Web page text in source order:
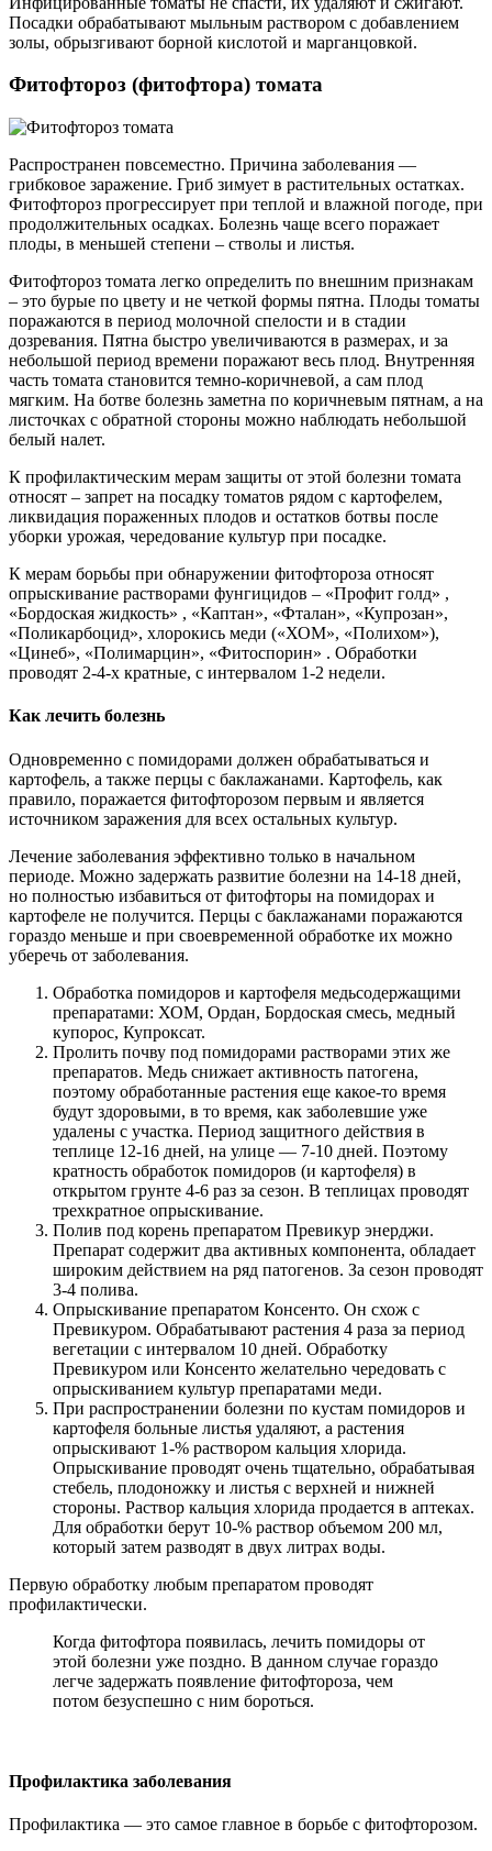
Посадки обрабатывают мыльным раствором с добавлением
золы, обрызгивают борной кислотой и марганцовкой.
Фитофтороз (фитофтора) томата
Распространен повсеместно. Причина заболевания —
грибковое заражение. Гриб зимует в растительных остатках.
Фитофтороз прогрессирует при теплой и влажной погоде, при
продолжительных осадках. Болезнь чаще всего поражает
плоды, в меньшей степени – стволы и листья.
Фитофтороз томата легко определить по внешним признакам
– это бурые по цвету и не четкой формы пятна. Плоды томаты
поражаются в период молочной спелости и в стадии
дозревания. Пятна быстро увеличиваются в размерах, и за
небольшой период времени поражают весь плод. Внутренняя
часть томата становится темно-коричневой, а сам плод
мягким. На ботве болезнь заметна по коричневым пятнам, а на
листочках с обратной стороны можно наблюдать небольшой
белый налет.
К профилактическим мерам защиты от этой болезни томата
относят – запрет на посадку томатов рядом с картофелем,
ликвидация пораженных плодов и остатков ботвы после
уборки урожая, чередование культур при посадке.
К мерам борьбы при обнаружении фитофтороза относят
опрыскивание растворами фунгицидов – «Профит голд» ,
«Бордоская жидкость» , «Каптан», «Фталан», «Купрозан»,
«Поликарбоцид», хлорокись меди («ХОМ», «Полихом»),
«Цинеб», «Полимарцин», «Фитоспорин» . Обработки
проводят 2-4-х кратные, с интервалом 1-2 недели.
Как лечить болезнь
Одновременно с помидорами должен обрабатываться и
картофель, а также перцы с баклажанами. Картофель, как
правило, поражается фитофторозом первым и является
источником заражения для всех остальных культур.
Лечение заболевания эффективно только в начальном
периоде. Можно задержать развитие болезни на 14-18 дней,
но полностью избавиться от фитофторы на помидорах и
картофеле не получится. Перцы с баклажанами поражаются
гораздо меньше и при своевременной обработке их можно
уберечь от заболевания.
Обработка помидоров и картофеля медьсодержащими
препаратами: ХОМ, Ордан, Бордоская смесь, медный
купорос, Купроксат.
Пролить почву под помидорами растворами этих же
препаратов. Медь снижает активность патогена,
поэтому обработанные растения еще какое-то время
будут здоровыми, в то время, как заболевшие уже
удалены с участка. Период защитного действия в
теплице 12-16 дней, на улице — 7-10 дней. Поэтому
кратность обработок помидоров (и картофеля) в
открытом грунте 4-6 раз за сезон. В теплицах проводят
трехкратное опрыскивание.
Полив под корень препаратом Превикур энерджи.
Препарат содержит два активных компонента, обладает
широким действием на ряд патогенов. За сезон проводят
3-4 полива.
Опрыскивание препаратом Консенто. Он схож с
Превикуром. Обрабатывают растения 4 раза за период
вегетации с интервалом 10 дней. Обработку
Превикуром или Консенто желательно чередовать с
опрыскиванием культур препаратами меди.
При распространении болезни по кустам помидоров и
картофеля больные листья удаляют, а растения
опрыскивают 1-% раствором кальция хлорида.
Опрыскивание проводят очень тщательно, обрабатывая
стебель, плодоножку и листья с верхней и нижней
стороны. Раствор кальция хлорида продается в аптеках.
Для обработки берут 10-% раствор объемом 200 мл,
который затем разводят в двух литрах воды.
Первую обработку любым препаратом проводят
профилактически.
Когда фитофтора появилась, лечить помидоры от
этой болезни уже поздно. В данном случае гораздо
легче задержать появление фитофтороза, чем
потом безуспешно с ним бороться.
Профилактика заболевания
Профилактика — это самое главное в борьбе с фитофторозом.